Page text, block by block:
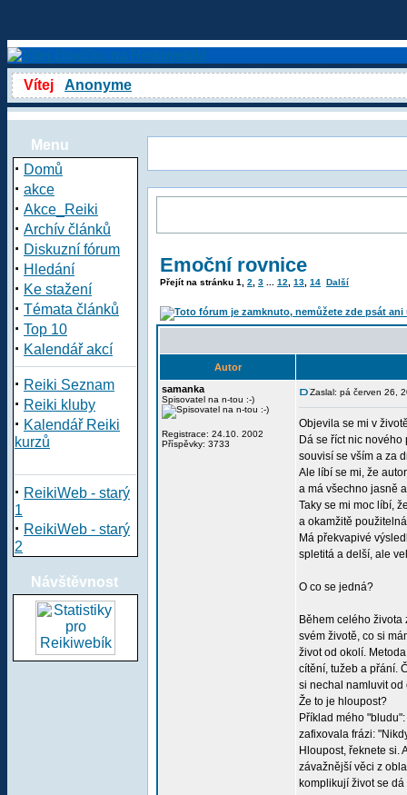
Vítej Anonyme
Menu
· Domů
· akce
· Akce_Reiki
· Archív článků
· Diskuzní fórum
· Hledání
· Ke stažení
· Témata článků
· Top 10
· Kalendář akcí
· Reiki Seznam
· Reiki kluby
· Kalendář Reiki
kurzů
· ReikiWeb - starý
1
· ReikiWeb - starý
2
Návštěvnost
Emoční rovnice
Přejít na stránku 1 2 3 12 13 14 Další
Autor
samanka
Spisovatel na n-tou :-)
Registrace: 24.10. 2002
Příspěvky: 3733
Zaslal: pá červen 26,
Objevila se mi v
Dá se říct nic
souvisí se vším a za
Ale líbí se mi, že
a má všechno jasně
Taky se mi moc líbí,
a okamžitě
Má překvapivé
spletitá a delší, ale
O co se jedná?
Během celého
svém životě, co si
život od okolí.
cítění, tužeb a přání.
si nechal namluvit od
Že to je hloupost?
Příklad mého
zafixovala frázi:
Hloupost, řeknete si.
závažnější věci z
komplikují život se